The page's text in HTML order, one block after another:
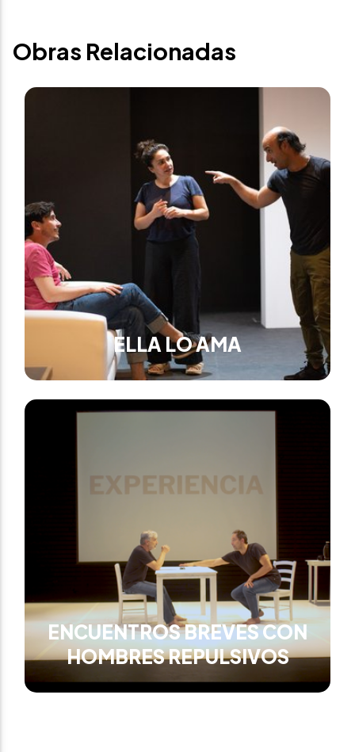
Obras Relacionadas
ELLA LO AMA
ENCUENTROS BREVES CON
HOMBRES REPULSIVOS